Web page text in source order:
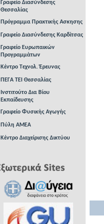
Γραφείο Διασύνδεσης
Θεσσαλίας
Πρόγραμμα Πρακτικής Ασκησης
Γραφείο Διασύνδεσης Καρδίτσας
Γραφείο Ευρωπαικών
Προγραμμάτων
Κέντρο Τεχνολ. Έρευνας
ΠΕΓΑ ΤΕΙ Θεσσαλίας
Ινστιτούτο Δια Βίου
Εκπαίδευσης
Γραφείο Φυσικής Αγωγής
Πύλη ΑΜΕΑ
Κέντρο Διαχείρισης Δικτύου